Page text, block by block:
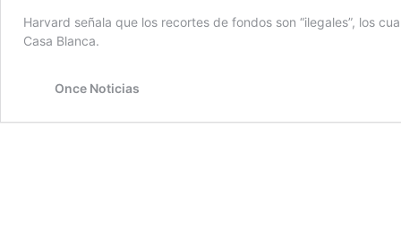
Harvard señala que los recortes de fondos son “ilegales”, los
Casa Blanca.
Once Noticias